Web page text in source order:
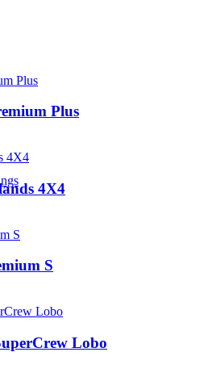
y Encantador
Plus
4X4
S
Lobo